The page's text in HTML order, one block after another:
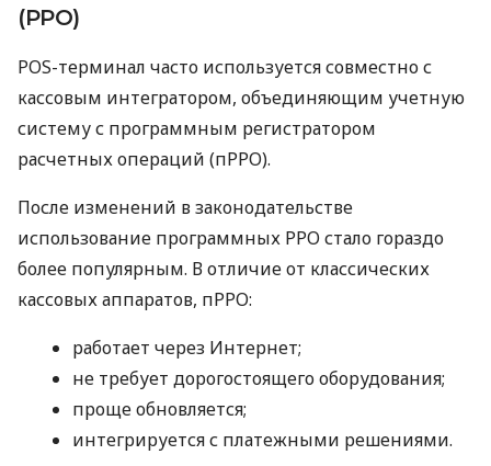
(РРО)
POS-терминал часто используется совместно с
кассовым интегратором, объединяющим учетную
систему с программным регистратором
расчетных операций (пРРО).
После изменений в законодательстве
использование программных РРО стало гораздо
более популярным. В отличие от классических
кассовых аппаратов, пРРО:
работает через Интернет;
не требует дорогостоящего оборудования;
проще обновляется;
интегрируется с платежными решениями.